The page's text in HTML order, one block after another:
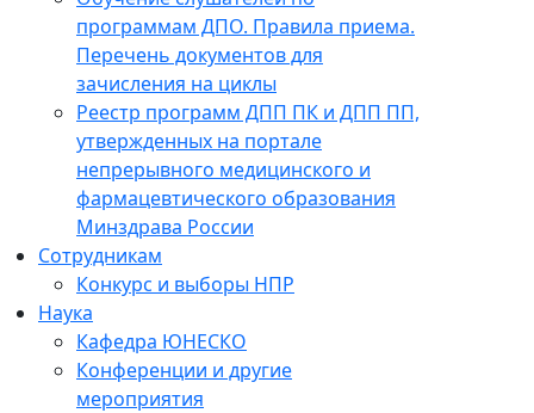
программам ДПО. Правила приема.
Перечень документов для
зачисления на циклы
Реестр программ ДПП ПК и ДПП ПП,
утвержденных на портале
непрерывного медицинского и
фармацевтического образования
Минздрава России
Сотрудникам
Конкурс и выборы НПР
Наука
Кафедра ЮНЕСКО
Конференции и другие
мероприятия